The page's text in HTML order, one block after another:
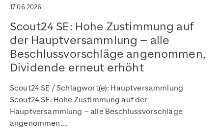
17.06.2026
Scout24 SE: Hohe Zustimmung auf
der Hauptversammlung – alle
Beschlussvorschläge angenommen,
Dividende erneut erhöht
Scout24 SE / Schlagwort(e): Hauptversammlung
Scout24 SE: Hohe Zustimmung auf der
Hauptversammlung – alle Beschlussvorschläge
angenommen,…